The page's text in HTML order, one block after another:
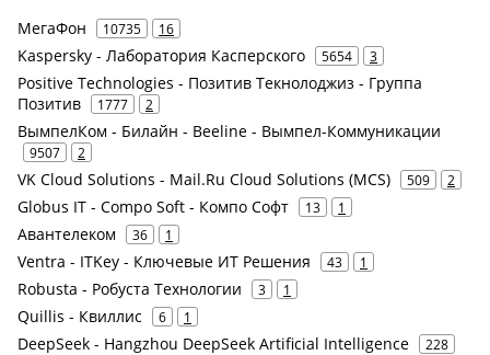
МегаФон 10735 16
Kaspersky - Лаборатория Касперского 5654 3
Positive Technologies - Позитив Текнолоджиз - Группа
Позитив
1777 2
ВымпелКом - Билайн - Beeline - Вымпел-Коммуникации
9507 2
VK Cloud Solutions - Mail.Ru Cloud Solutions (MCS) 509 2
Globus IT - Compo Soft - Компо Софт 13 1
Авантелеком 36 1
Ventra - ITKey - Ключевые ИТ Решения 43 1
Robusta - Робуста Технологии 3 1
Quillis - Квиллис 6 1
DeepSeek - Hangzhou DeepSeek Artificial Intelligence
228